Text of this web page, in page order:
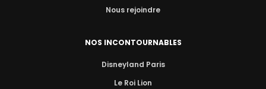
Nous rejoindre
NOS INCONTOURNABLES
Disneyland Paris
Le Roi Lion